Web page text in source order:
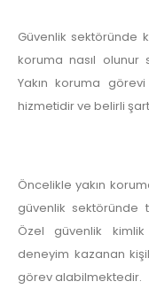
Güvenlik sektöründe
koruma nasıl olunur
Yakın koruma
hizmetidir ve belirli
Öncelikle yakın
güvenlik sektöründe
Özel güvenlik
deneyim kazanan
görev alabilmektedir.